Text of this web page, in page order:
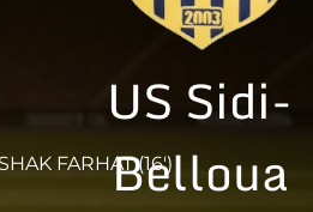
US Sidi-
Belloua
FARHAT (16')